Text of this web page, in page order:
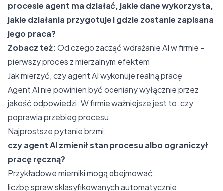
procesie agent ma działać, jakie dane wykorzysta,
jakie działania przygotuje i gdzie zostanie zapisana
jego praca?
Zobacz też:Od czego zacząć wdrażanie AI w firmie -
pierwszy proces z mierzalnym efektem
Jak mierzyć, czy agent AI wykonuje realną pracę
Agent AI nie powinien być oceniany wyłącznie przez
jakość odpowiedzi. W firmie ważniejsze jest to, czy
poprawia przebieg procesu.
Najprostsze pytanie brzmi:
czy agent AI zmienił stan procesu albo ograniczył
pracę ręczną?
Przykładowe mierniki mogą obejmować:
liczbę spraw sklasyfikowanych automatycznie,